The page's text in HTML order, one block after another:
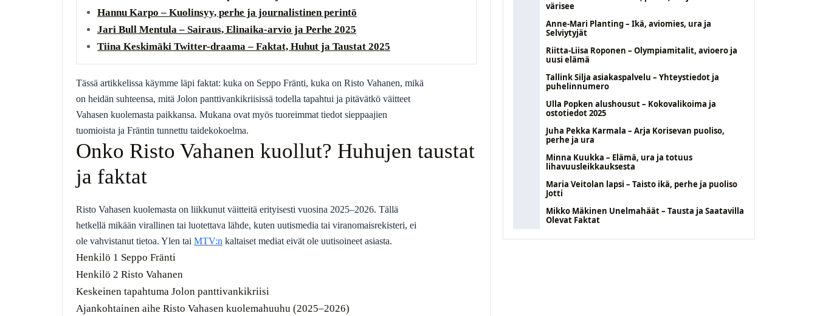
Hannu Karpo – Kuolinsyy, perhe ja journalistinen perintö
Jari Bull Mentula – Sairaus, Elinaika-arvio ja Perhe 2025
Tiina Keskimäki Twitter-draama – Faktat, Huhut ja Taustat 2025
Tässä artikkelissa käymme läpi faktat: kuka on Seppo Fränti, kuka on Risto Vahanen, mikä
on heidän suhteensa, mitä Jolon panttivankikriisissä todella tapahtui ja pitävätkö väitteet
Vahasen kuolemasta paikkansa. Mukana ovat myös tuoreimmat tiedot sieppaajien
tuomioista ja Fräntin tunnettu taidekokoelma.
Onko Risto Vahanen kuollut? Huhujen taustat
ja faktat
Risto Vahasen kuolemasta on liikkunut väitteitä erityisesti vuosina 2025–2026. Tällä
hetkellä mikään virallinen tai luotettava lähde, kuten uutismedia tai viranomaisrekisteri, ei
ole vahvistanut tietoa. Ylen tai MTV:n kaltaiset mediat eivät ole uutisoineet asiasta.
Henkilö 1 Seppo Fränti
Henkilö 2 Risto Vahanen
Keskeinen tapahtuma Jolon panttivankikriisi
Ajankohtainen aihe Risto Vahasen kuolemahuuhu (2025–2026)
värisee
Anne-Mari Planting – Ikä, aviomies, ura ja
Selviytyjät
Riitta-Liisa Roponen – Olympiamitalit, avioero ja
uusi elämä
Tallink Silja asiakaspalvelu – Yhteystiedot ja
puhelinnumero
Ulla Popken alushousut – Kokovalikoima ja
ostotiedot 2025
Juha Pekka Karmala – Arja Korisevan puoliso,
perhe ja ura
Minna Kuukka – Elämä, ura ja totuus
lihavuusleikkauksesta
Maria Veitolan lapsi – Taisto ikä, perhe ja puoliso
Jotti
Mikko Mäkinen Unelmahäät – Tausta ja Saatavilla
Olevat Faktat